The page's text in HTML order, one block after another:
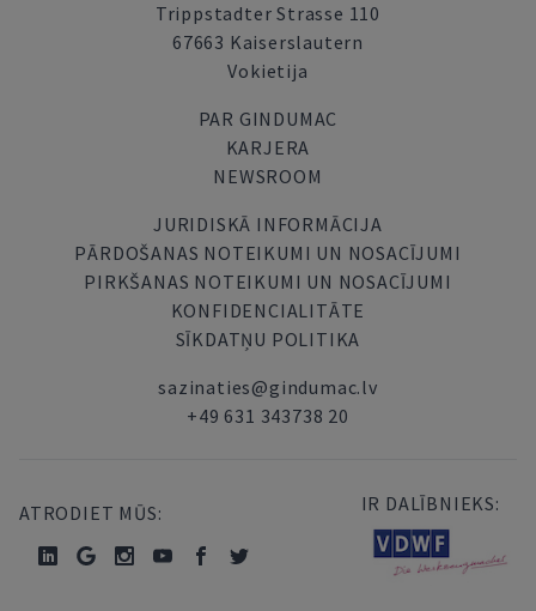
Trippstadter Strasse 110
67663 Kaiserslautern
Vokietija
PAR GINDUMAC
KARJERA
NEWSROOM
JURIDISKĀ INFORMĀCIJA
PĀRDOŠANAS NOTEIKUMI UN NOSACĪJUMI
PIRKŠANAS NOTEIKUMI UN NOSACĪJUMI
KONFIDENCIALITĀTE
SĪKDATŅU POLITIKA
sazinaties@gindumac.lv
+49 631 343738 20
ATRODIET MŪS: IR DALĪBNIEKS: